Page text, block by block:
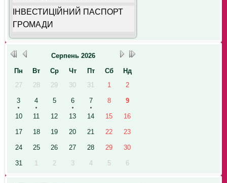
ІНВЕСТИЦІЙНИЙ ПАСПОРТ
ГРОМАДИ
Серпень 2026
Пн
Вт Ср Чт Пт Сб
Нд
27
28 29 30 31 1 2
3 4 5 6 7 8 9
10 11 12 13 14 15 16
17 18 19 20 21 22 23
24 25 26 27 28 29 30
31 1 2 3 4 5 6